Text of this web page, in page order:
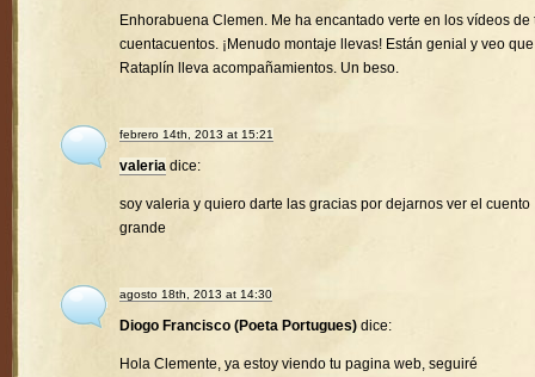
Enhorabuena Clemen. Me ha encantado verte en los vídeos de
cuentacuentos. ¡Menudo montaje llevas! Están genial y veo que
Rataplín lleva acompañamientos. Un beso.
febrero 14th, 2013 at 15:21
valeria dice:
soy valeria y quiero darte las gracias por dejarnos ver el cuento
grande
agosto 18th, 2013 at 14:30
Diogo Francisco (Poeta Portugues) dice:
Hola Clemente, ya estoy viendo tu pagina web, seguiré